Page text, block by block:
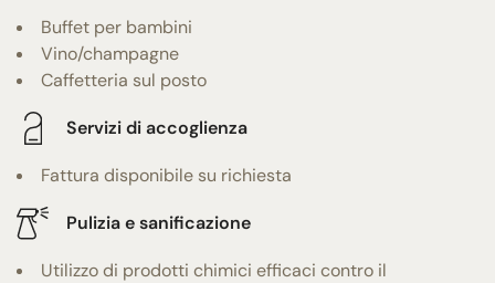
Buffet per bambini
Vino/champagne
Caffetteria sul posto
Servizi di accoglienza
Fattura disponibile su richiesta
Pulizia e sanificazione
Utilizzo di prodotti chimici efficaci contro il